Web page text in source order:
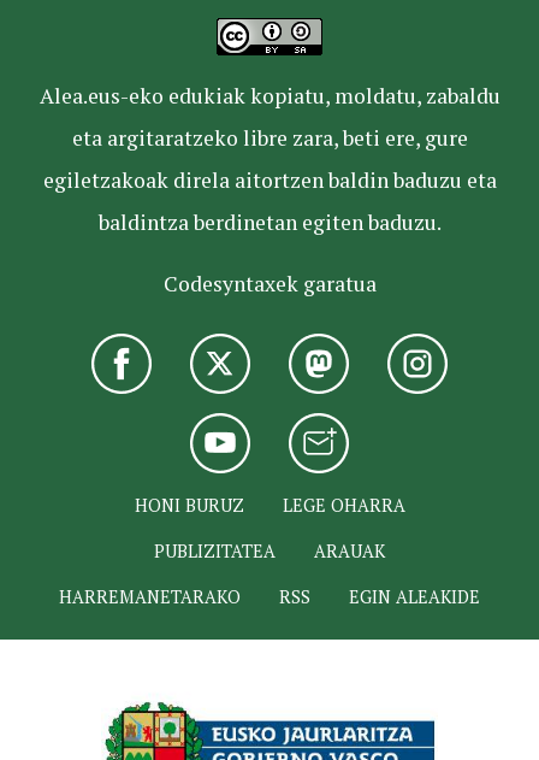
Alea.eus-eko edukiak kopiatu, moldatu, zabaldu
eta argitaratzeko libre zara, beti ere, gure
egiletzakoak direla aitortzen baldin baduzu eta
baldintza berdinetan egiten baduzu.
Codesyntaxek garatua
HONI BURUZ
LEGE OHARRA
PUBLIZITATEA
ARAUAK
HARREMANETARAKO
RSS EGIN ALEAKIDE